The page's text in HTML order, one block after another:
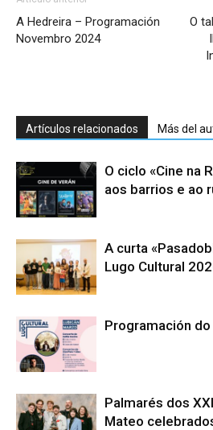
A Hedreira – Programación
Novembro 2024
O
Artículos relacionados Más del
O ciclo «Cine na
aos barrios e ao
A curta
Lugo Cultural
Programación
Palmarés dos
Mateo